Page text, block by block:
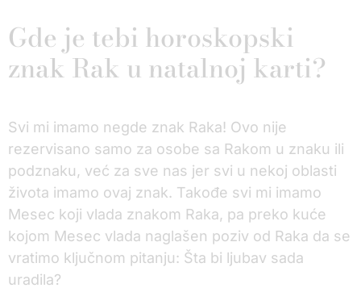
Gde je tebi horoskopski
znak Rak u natalnoj karti?
Svi mi imamo negde znak Raka! Ovo nije
rezervisano samo za osobe sa Rakom u znaku ili
podznaku, već za sve nas jer svi u nekoj oblasti
života imamo ovaj znak. Takođe svi mi imamo
Mesec koji vlada znakom Raka, pa preko kuće
kojom Mesec vlada naglašen poziv od Raka da se
vratimo ključnom pitanju: Šta bi ljubav sada
uradila?